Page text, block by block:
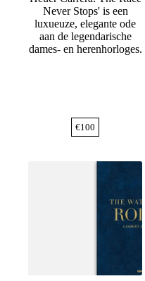
Never Stops' is een
luxueuze, elegante ode
aan de legendarische
dames- en herenhorloges.
€100